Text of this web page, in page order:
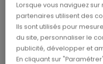
C’est pourquoi chez
des offres santé
adaptées aux besoins
plus grands. Nos
Lorsque vous naviguez
partenaires utilisent des
Ils sont utilisés pour
du site, personnaliser le
publicité, développer et
En cliquant sur